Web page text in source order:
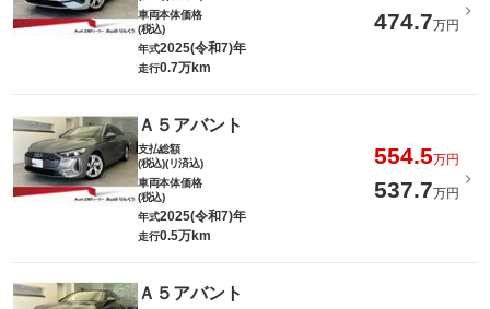
車両本体価格
(税込)
474.7万円
年式2025(令和7)年
走行0.7万km
Ａ５アバント
支払総額
(税込)(リ済込)
554.5万円
車両本体価格
(税込)
537.7万円
年式2025(令和7)年
走行0.5万km
Ａ５アバント